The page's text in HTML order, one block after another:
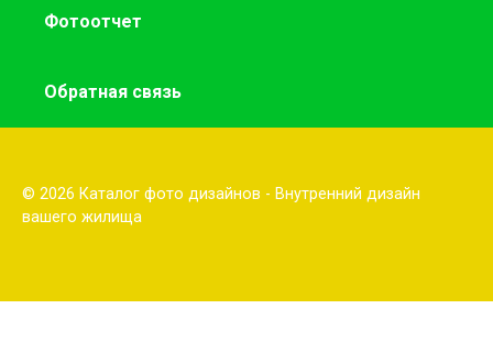
Фотоотчет
Обратная связь
© 2026 Каталог фото дизайнов - Внутренний дизайн
вашего жилища